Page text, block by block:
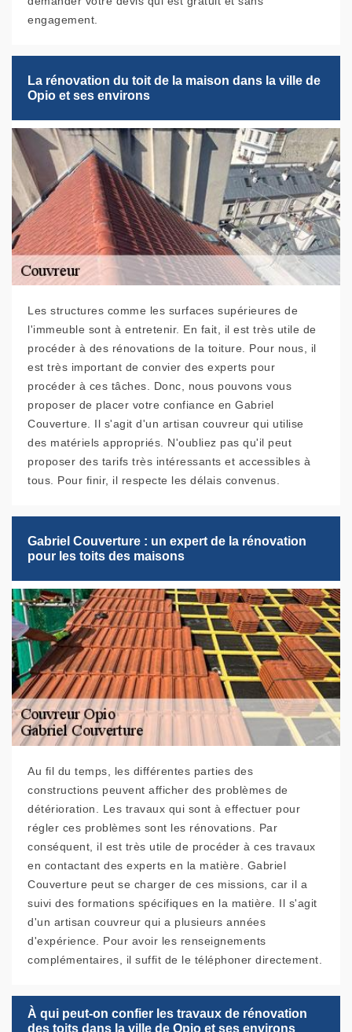
engagement.
La rénovation du toit de la maison dans la ville de
Opio et ses environs
Les structures comme les surfaces supérieures de
l'immeuble sont à entretenir. En fait, il est très utile de
procéder à des rénovations de la toiture. Pour nous, il
est très important de convier des experts pour
procéder à ces tâches. Donc, nous pouvons vous
proposer de placer votre confiance en Gabriel
Couverture. Il s'agit d'un artisan couvreur qui utilise
des matériels appropriés. N'oubliez pas qu'il peut
proposer des tarifs très intéressants et accessibles à
tous. Pour finir, il respecte les délais convenus.
Gabriel Couverture : un expert de la rénovation
pour les toits des maisons
Au fil du temps, les différentes parties des
constructions peuvent afficher des problèmes de
détérioration. Les travaux qui sont à effectuer pour
régler ces problèmes sont les rénovations. Par
conséquent, il est très utile de procéder à ces travaux
en contactant des experts en la matière. Gabriel
Couverture peut se charger de ces missions, car il a
suivi des formations spécifiques en la matière. Il s'agit
d'un artisan couvreur qui a plusieurs années
d'expérience. Pour avoir les renseignements
complémentaires, il suffit de le téléphoner directement.
À qui peut-on confier les travaux de rénovation
des toits dans la ville de Opio et ses environs